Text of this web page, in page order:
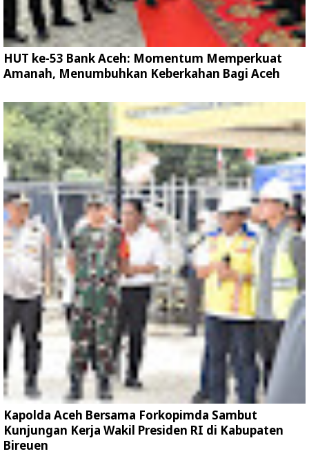
HUT ke-53 Bank Aceh: Momentum Memperkuat
Amanah, Menumbuhkan Keberkahan Bagi Aceh
Kapolda Aceh Bersama Forkopimda Sambut
Kunjungan Kerja Wakil Presiden RI di Kabupaten
Bireuen